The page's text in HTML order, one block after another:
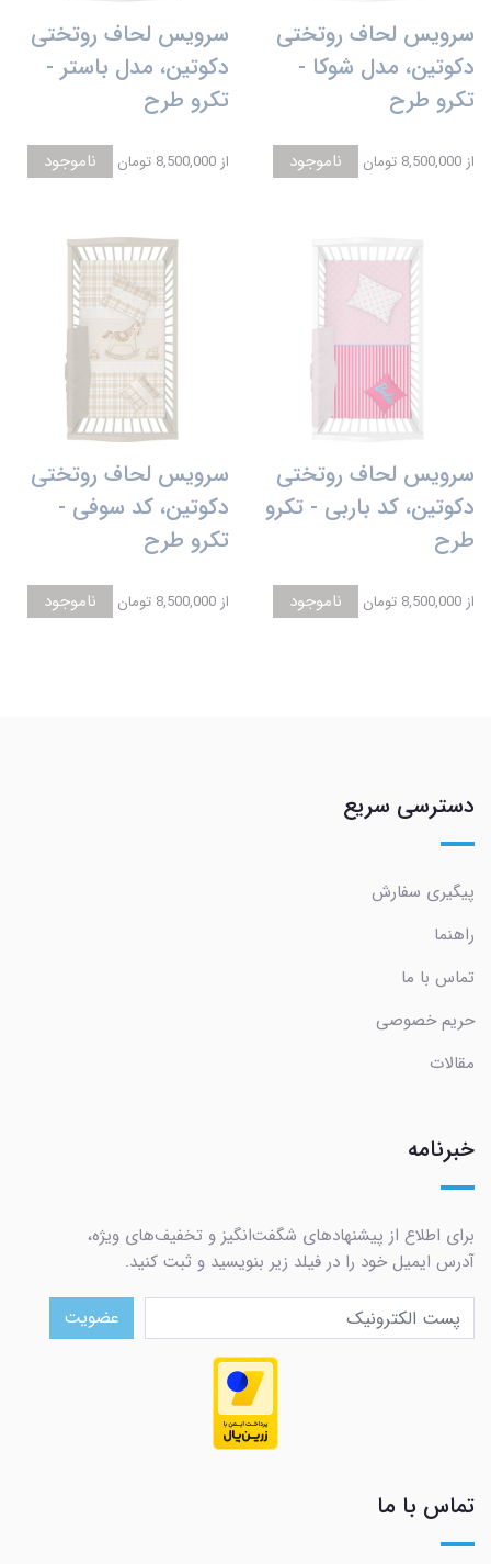
سرویس لحاف روتختی
دکوتین، مدل شوکا -
تکرو طرح
از 8,500,000 تومان ناموجود
سرویس لحاف روتختی
دکوتین، مدل باستر -
تکرو طرح
از 8,500,000 تومان ناموجود
سرویس لحاف روتختی
دکوتین، کد باربی - تکرو
طرح
از 8,500,000 تومان ناموجود
سرویس لحاف روتختی
دکوتین، کد سوفی -
تکرو طرح
از 8,500,000 تومان ناموجود
دسترسی سریع
پیگیری سفارش
راهنما
تماس با ما
حریم خصوصی
مقالات
خبرنامه
برای اطلاع از پیشنهادهای شگفت‌انگیز و تخفیف‌های ویژه،
آدرس ایمیل خود را در فیلد زیر بنویسید و ثبت کنید.
عضویت
تماس با ما